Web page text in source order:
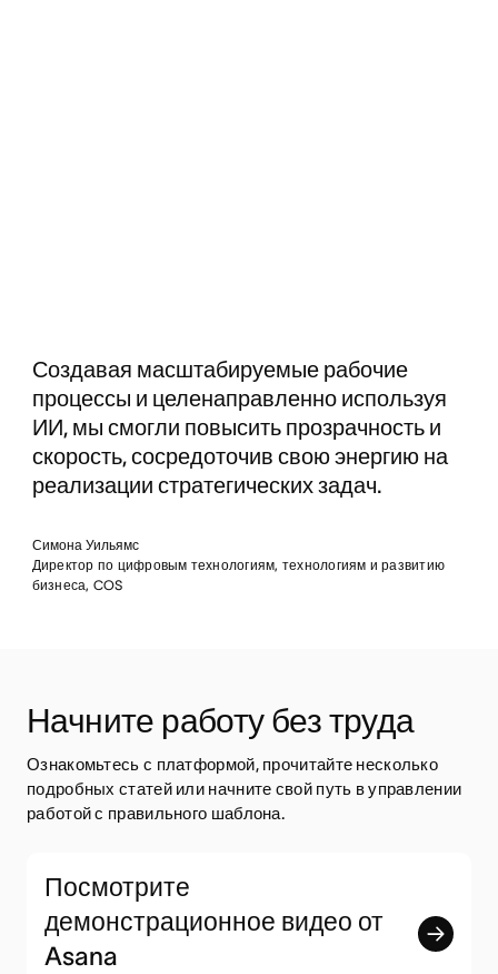
Создавая масштабируемые рабочие
процессы и целенаправленно используя
ИИ, мы смогли повысить прозрачность и
скорость, сосредоточив свою энергию на
реализации стратегических задач.
Симона Уильямс
Директор по цифровым технологиям, технологиям и развитию
бизнеса, COS
Начните работу без труда
Ознакомьтесь с платформой, прочитайте несколько
подробных статей или начните свой путь в управлении
работой с правильного шаблона.
Посмотрите
демонстрационное видео от
Asana